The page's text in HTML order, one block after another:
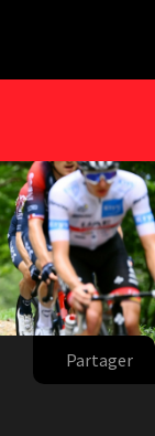
Partager